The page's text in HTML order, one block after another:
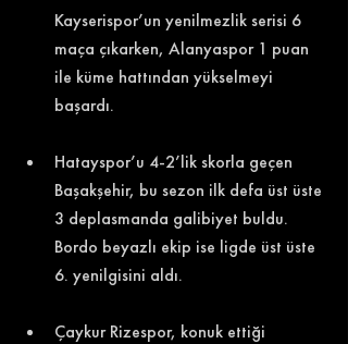
Kayserispor’un yenilmezlik serisi 6
maça çıkarken, Alanyaspor 1 puan
ile küme hattından yükselmeyi
başardı.
Hatayspor’u 4-2’lik skorla geçen
Başakşehir, bu sezon ilk defa üst üste
3 deplasmanda galibiyet buldu.
Bordo beyazlı ekip ise ligde üst üste
6. yenilgisini aldı.
Çaykur Rizespor, konuk ettiği